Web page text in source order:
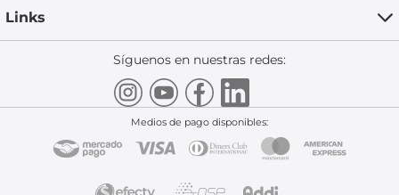
Links
Síguenos en nuestras redes:
Medios de pago disponibles: